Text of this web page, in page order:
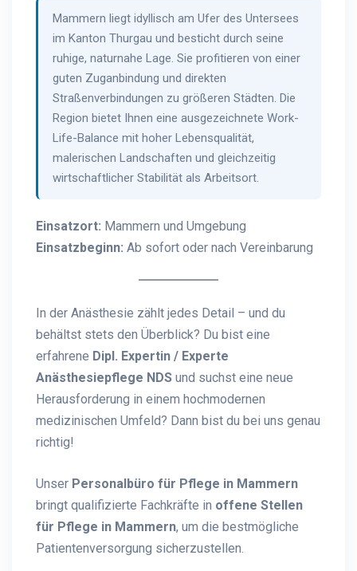
Mammern liegt idyllisch am Ufer des Untersees
im Kanton Thurgau und besticht durch seine
ruhige, naturnahe Lage. Sie profitieren von einer
guten Zuganbindung und direkten
Straßenverbindungen zu größeren Städten. Die
Region bietet Ihnen eine ausgezeichnete Work-
Life-Balance mit hoher Lebensqualität,
malerischen Landschaften und gleichzeitig
wirtschaftlicher Stabilität als Arbeitsort.
Einsatzort: Mammern und Umgebung
Einsatzbeginn: Ab sofort oder nach Vereinbarung
In der Anästhesie zählt jedes Detail – und du
behältst stets den Überblick? Du bist eine
erfahrene Dipl. Expertin / Experte
Anästhesiepflege NDS und suchst eine neue
Herausforderung in einem hochmodernen
medizinischen Umfeld? Dann bist du bei uns genau
richtig!
Unser Personalbüro für Pflege in Mammern
bringt qualifizierte Fachkräfte in offene Stellen
für Pflege in Mammern, um die bestmögliche
Patientenversorgung sicherzustellen.